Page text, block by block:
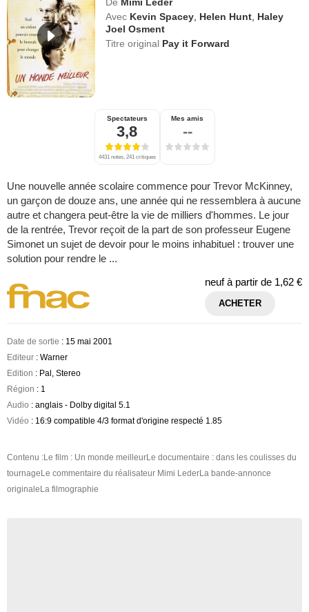
Avec Kevin Spacey Helen Hunt Haley
Joel Osment
Titre original Pay it Forward
Spectateurs
3,8
4431 notes, 241 critiques
Mes amis
--
Une nouvelle année scolaire commence pour Trevor McKinney,
un garçon de douze ans, une année qui ne ressemblera à aucune
autre et changera peut-être la vie de milliers d'hommes. Le jour
de la rentrée, Trevor reçoit de la part de son professeur Eugene
Simonet un sujet de devoir pour le moins inhabituel : trouver une
solution pour rendre le ...
neuf à partir de 1,62 €
ACHETER
Date de sortie : 15 mai 2001
Editeur : Warner
Edition : Pal, Stereo
Région : 1
Audio : anglais - Dolby digital 5.1
Vidéo : 16:9 compatible 4/3 format d'origine respecté 1.85
Contenu :Le film : Un monde meilleurLe documentaire : dans les coulisses du
tournageLe commentaire du réalisateur Mimi LederLa bande-annonce
originaleLa filmographie